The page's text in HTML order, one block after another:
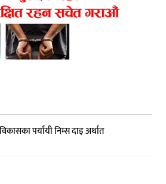
पर्यायी निम्स दाइ अर्थात